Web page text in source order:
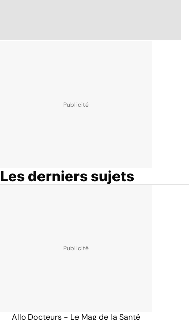
Les derniers sujets
Allo Docteurs - Le Mag de la Santé